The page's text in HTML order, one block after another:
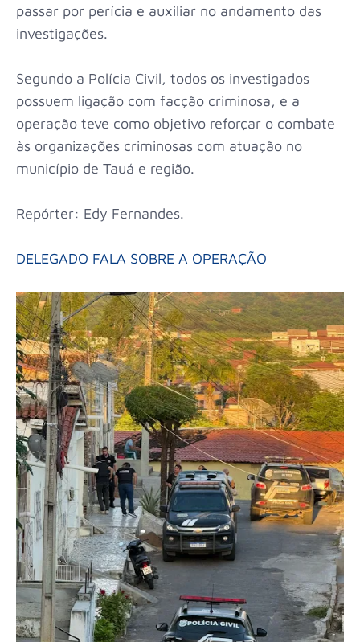
passar por perícia e auxiliar no andamento das
investigações.
Segundo a Polícia Civil, todos os investigados
possuem ligação com facção criminosa, e a
operação teve como objetivo reforçar o combate
às organizações criminosas com atuação no
município de Tauá e região.
Repórter: Edy Fernandes.
DELEGADO FALA SOBRE A OPERAÇÃO